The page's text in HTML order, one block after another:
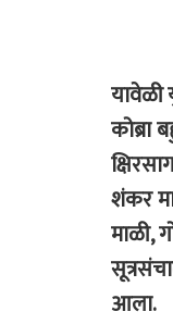
कोब्रा
शंकर
माळी,
आला.